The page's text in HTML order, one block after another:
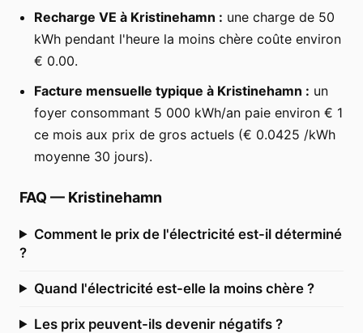
Recharge VE à Kristinehamn : une charge de 50
kWh pendant l'heure la moins chère coûte environ
€ 0.00.
Facture mensuelle typique à Kristinehamn : un
foyer consommant 5 000 kWh/an paie environ € 1
ce mois aux prix de gros actuels (€ 0.0425 /kWh
moyenne 30 jours).
FAQ — Kristinehamn
Comment le prix de l'électricité est-il déterminé
?
Quand l'électricité est-elle la moins chère ?
Les prix peuvent-ils devenir négatifs ?